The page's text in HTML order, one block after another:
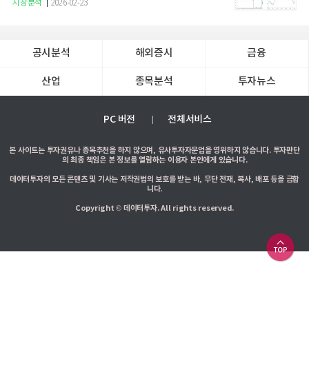
시장분석 2026-02-23
공시분석 해외증시 금융
산업 종목분석 투자뉴스
PC 버전 전체서비스
본 사이트는 투자권유나 종목추천을 하지 않으며, 유사투자자문업을 영위하지 않습니다. 투자판단
의 최종 책임은 본 정보를 열람하는 이용자 본인에게 있습니다.
데이터투자의 모든 콘텐츠 및 기사는 저작권법의 보호를 받는 바, 무단 전재, 복사, 배포 등을 금합
니다.
Copyright © 데이터투자. All rights reserved.